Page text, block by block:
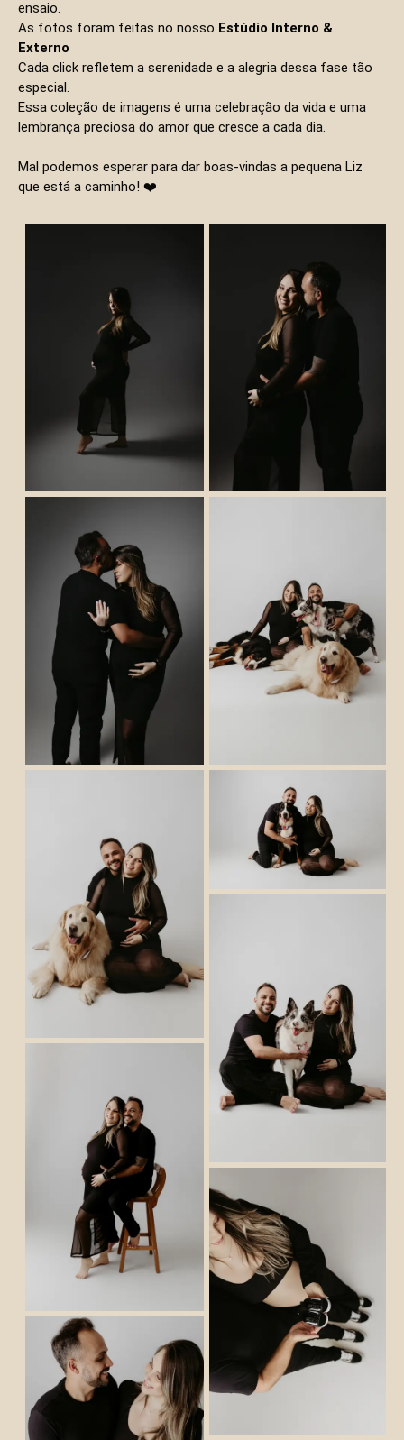
ensaio.
As fotos foram feitas no nosso Estúdio Interno &
Externo
Cada click refletem a serenidade e a alegria dessa fase tão
especial.
Essa coleção de imagens é uma celebração da vida e uma
lembrança preciosa do amor que cresce a cada dia.
Mal podemos esperar para dar boas-vindas a pequena Liz
que está a caminho! ❤️